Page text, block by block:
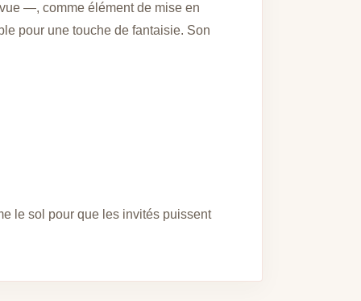
—, comme élément de mise en
pour une touche de fantaisie. Son
le sol pour que les invités puissent